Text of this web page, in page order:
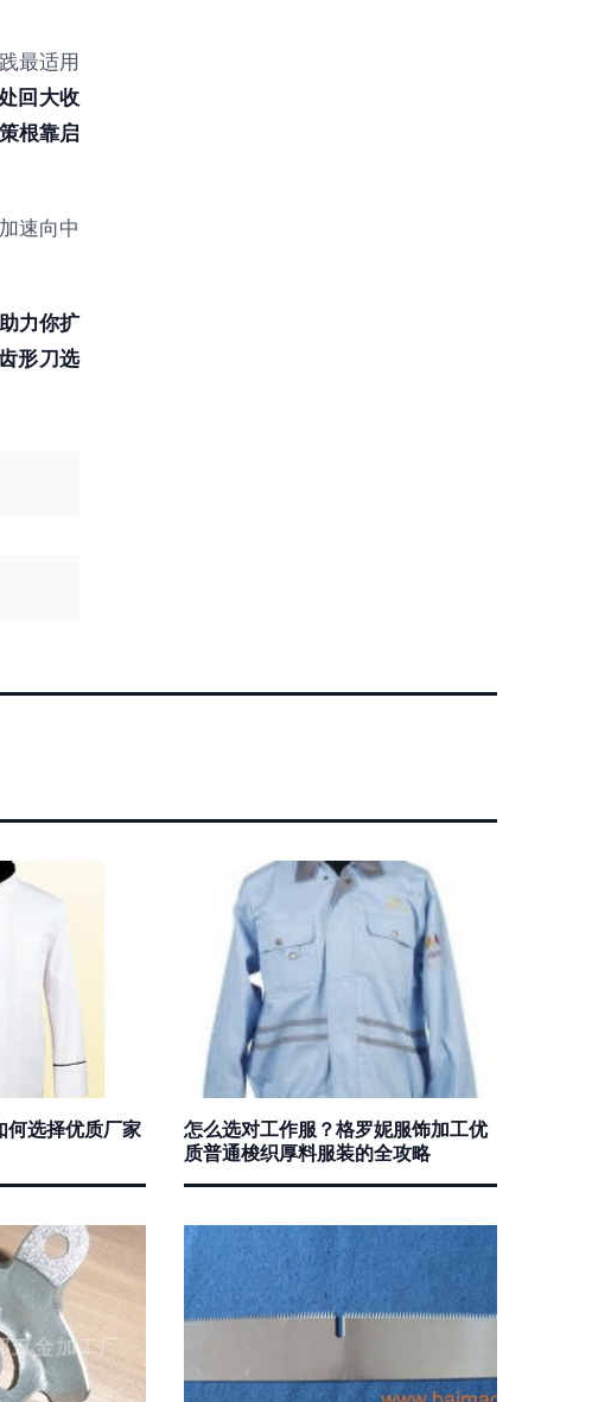
最适用
回大收
根靠启
速向中
力你扩
形刀选
何选择优质厂家
怎么选对工作服？格罗妮服饰加工优
质普通梭织厚料服装的全攻略